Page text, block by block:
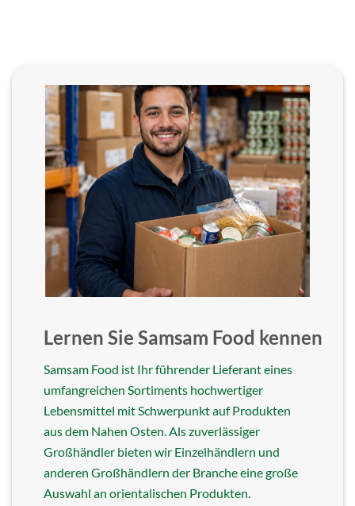
Lernen Sie Samsam Food kennen
Samsam Food ist Ihr führender Lieferant eines
umfangreichen Sortiments hochwertiger
Lebensmittel mit Schwerpunkt auf Produkten
aus dem Nahen Osten. Als zuverlässiger
Großhändler bieten wir Einzelhändlern und
anderen Großhändlern der Branche eine große
Auswahl an orientalischen Produkten.